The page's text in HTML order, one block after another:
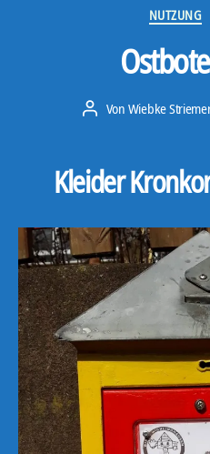
NUTZUNG
Beitragsautor
Von Wiebke
Kleider